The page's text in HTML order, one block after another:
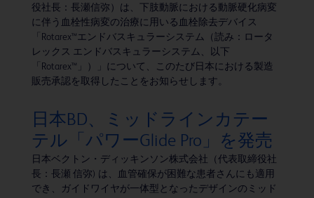
役社長：長瀬信弥）は、下肢動脈における動脈硬化病変
に伴う血栓性病変の治療に用いる血栓除去デバイス
「Rotarex™エンドバスキュラーシステム（読み：ロータ
レックス エンドバスキュラーシステム、以下
「Rotarex™」）」について、このたび日本における製造
販売承認を取得したことをお知らせします。
日本BD、ミッドラインカテー
テル「パワーGlide Pro」を発売
日本ベクトン・ディッキンソン株式会社（代表取締役社
長：長瀬 信弥) は、血管確保が困難な患者さんにも適用
でき、ガイドワイヤが一体型となったデザインのミッド